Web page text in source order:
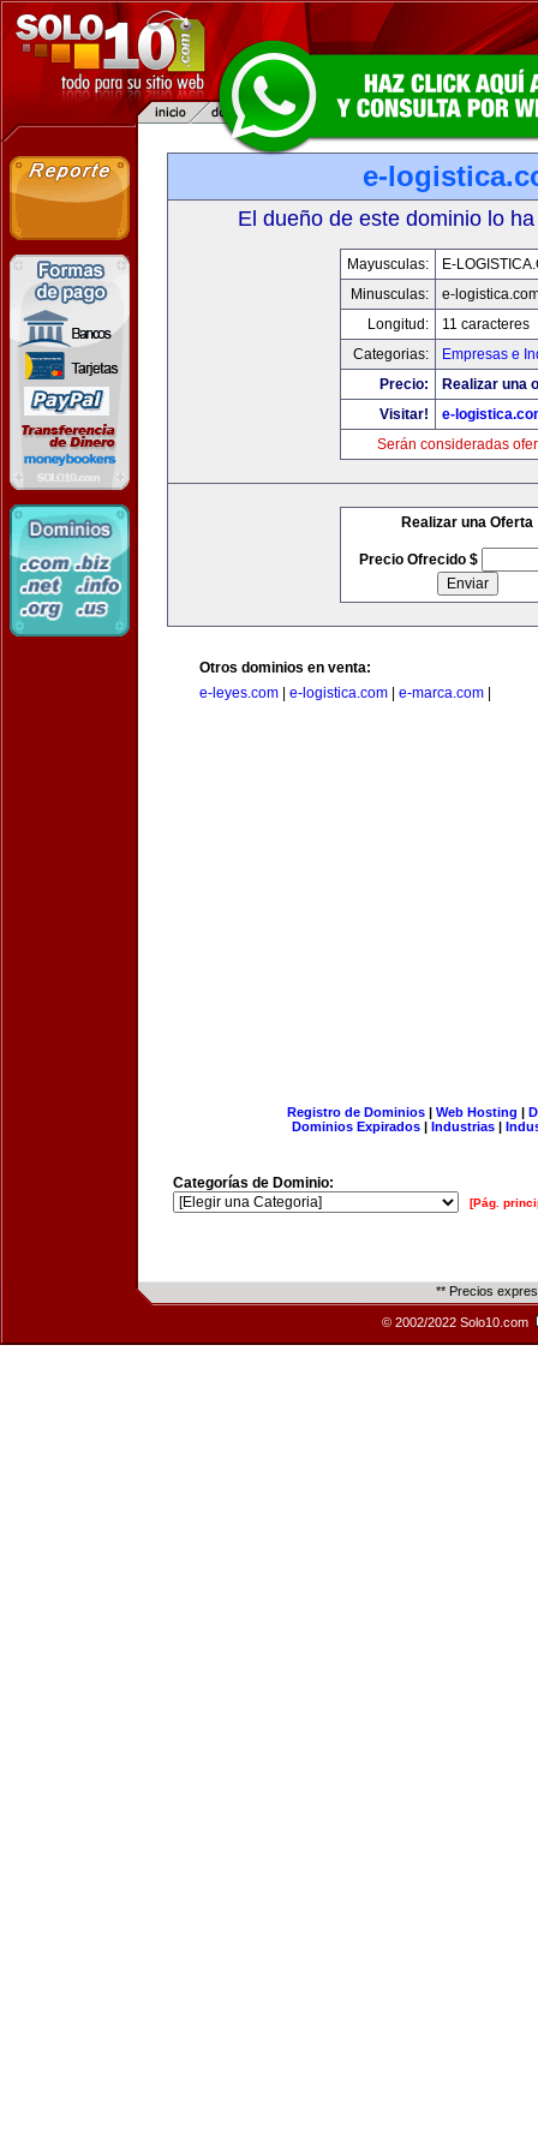
e-
El dueño de este dominio lo
Mayusculas:
E-
Minusculas:
e-
Longitud:
11 caracteres
Categorias:
Empresas e
Precio:
Realizar una
Visitar!
e-
Serán consideradas
Realizar una Oferta
Precio Ofrecido $
Otros dominios en venta:
e-leyes.com
e-logistica.com e-marca.com
Registro de Dominios| Web Hosting |
Dominios Expirados | Industrias |
Categorías de Dominio:
[Pág.
** Precios
© 2002/2022 Solo10.com